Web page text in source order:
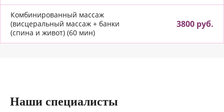
Комбинированный массаж
(висцеральный массаж + банки
(спина и живот) (60 мин)
3800 руб.
Наши специалисты